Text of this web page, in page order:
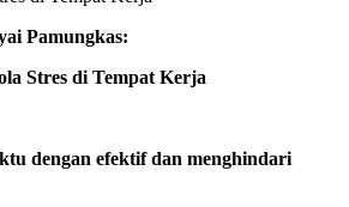
Pamungkas:
Stres di Tempat Kerja
dengan efektif dan menghindari